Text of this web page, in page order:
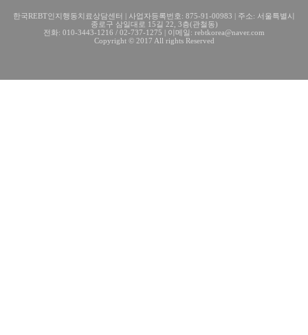
한국REBT인지행동치료상담센터 | 사업자등록번호: 875-91-00983 | 주소: 서울특별시
종로구 삼일대로 15길 22, 3층(관철동)
전화: 010-3443-1216 / 02-737-1275 | 이메일: rebtkorea@naver.com
Copyright © 2017 All rights Reserved